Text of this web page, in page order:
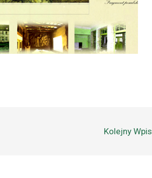
Kolejny Wpis